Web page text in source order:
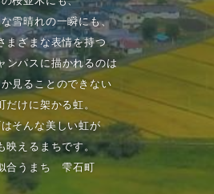
雪晴れの一瞬にも、
まざまな表情を持つ
ンパスに描かれるのは
見ることのできない
だけに架かる虹。
そんな美しい虹が
映えるまちです。
合うまち 雫石町